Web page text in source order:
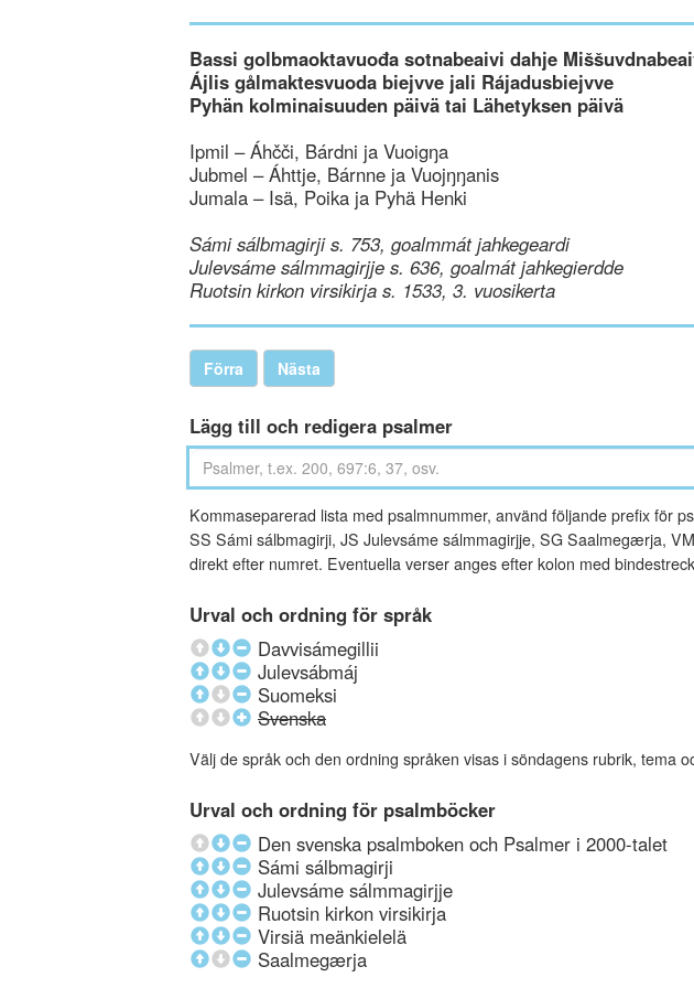
Bassi golbmaoktavuođa sotnabeaivi dahje
Ájlis gålmaktesvuoda biejvve jali Rájadusbiejvve
Pyhän kolminaisuuden päivä tai Lähetyksen päivä
Ipmil – Áhčči, Bárdni ja Vuoigŋa
Jubmel – Áhttje, Bárnne ja Vuojŋŋanis
Jumala – Isä, Poika ja Pyhä Henki
Sámi sálbmagirji s. 753, goalmmát jahkegeardi
Julevsáme sálmmagirjje s. 636, goalmát jahkegierdde
Ruotsin kirkon virsikirja s. 1533, 3. vuosikerta
Förra Nästa
Lägg till och redigera psalmer
Kommaseparerad lista med psalmnummer, använd följande prefix för
SS Sámi sálbmagirji, JS Julevsáme sálmmagirjje, SG Saalmegærja,
direkt efter numret. Eventuella verser anges efter kolon med
Urval och ordning för språk
Davvisámegillii
Julevsábmáj
Suomeksi
Svenska
Välj de språk och den ordning språken visas i söndagens rubrik, tema
Urval och ordning för psalmböcker
Den svenska psalmboken och Psalmer i 2000-talet
Sámi sálbmagirji
Julevsáme sálmmagirjje
Ruotsin kirkon virsikirja
Virsiä meänkielelä
Saalmegærja